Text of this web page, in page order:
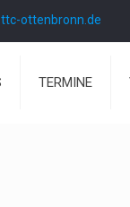
ottenbronn.de
TERMINE